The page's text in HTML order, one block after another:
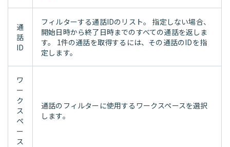
通
話
ID
フィルターする通話IDのリスト。 指定しない場合、
開始日時から終了日時までのすべての通話を返しま
す。 1件の通話を取得するには、その通話のIDを指
定します。
ワ
ー
ク
ス
ペ
ー
ス
通話のフィルターに使用するワークスペースを選択
します。